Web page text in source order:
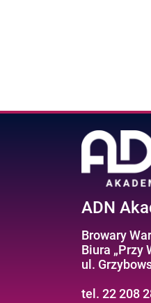
ADN
Browary
Biura „Przy
ul.
tel. 22 208